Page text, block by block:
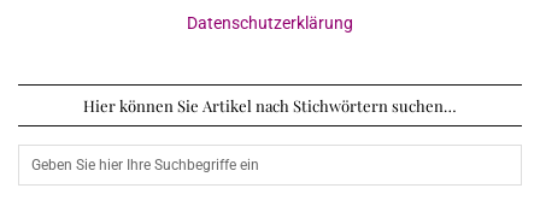
Datenschutzerklärung
Hier können Sie Artikel nach Stichwörtern suchen…